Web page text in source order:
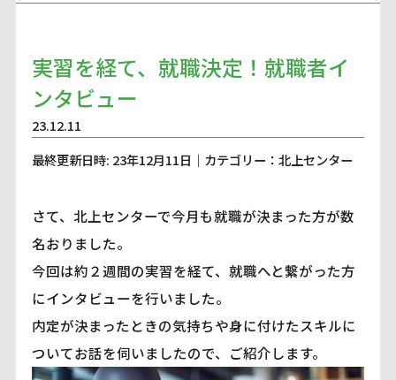
実習を経て、就職決定！就職者イ
ンタビュー
23.12.11
最終更新日時: 23年12月11日｜カテゴリー：北上センター
さて、北上センターで今月も就職が決まった方が数
名おりました。
今回は約２週間の実習を経て、就職へと繋がった方
にインタビューを行いました。
内定が決まったときの気持ちや身に付けたスキルに
ついてお話を伺いましたので、ご紹介します。